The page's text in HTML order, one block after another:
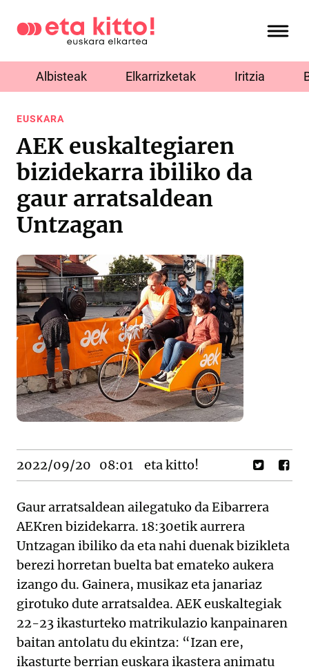
Albisteak Elkarrizketak Iritzia
EUSKARA
AEK euskaltegiaren
bizidekarra ibiliko da
gaur arratsaldean
Untzagan
2022/09/20 08:01 eta kitto!
Gaur arratsaldean ailegatuko da Eibarrera
AEKren bizidekarra. 18:30etik aurrera
Untzagan ibiliko da eta nahi duenak bizikleta
berezi horretan buelta bat emateko aukera
izango du. Gainera, musikaz eta janariaz
girotuko dute arratsaldea. AEK euskaltegiak
22-23 ikasturteko matrikulazio kanpainaren
baitan antolatu du ekintza: “Izan ere,
ikasturte berrian euskara ikastera animatu